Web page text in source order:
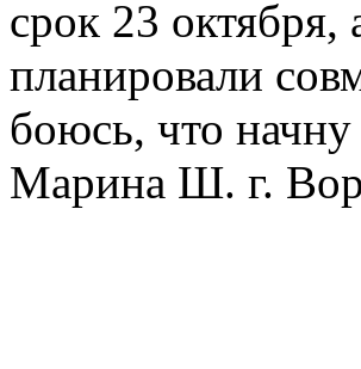
срок 23
планировали
боюсь, что
Марина Ш. г.